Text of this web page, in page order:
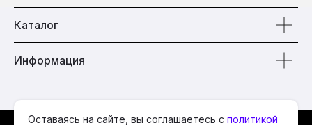
Оставаясь на сайте, вы соглашаетесь с политикой
Каталог
Информация